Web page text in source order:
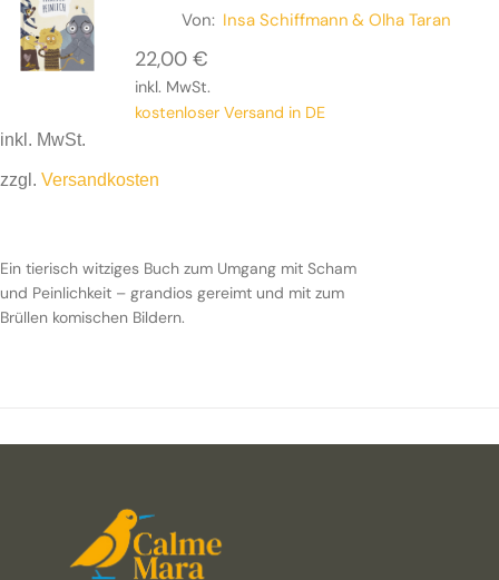
Von: Insa Schiffmann & Olha Taran
22,00 €
inkl. MwSt.
kostenloser Versand in DE
inkl. MwSt.
zzgl. Versandkosten
Ein tierisch witziges Buch zum Umgang mit Scham
und Peinlichkeit – grandios gereimt und mit zum
Brüllen komischen Bildern.